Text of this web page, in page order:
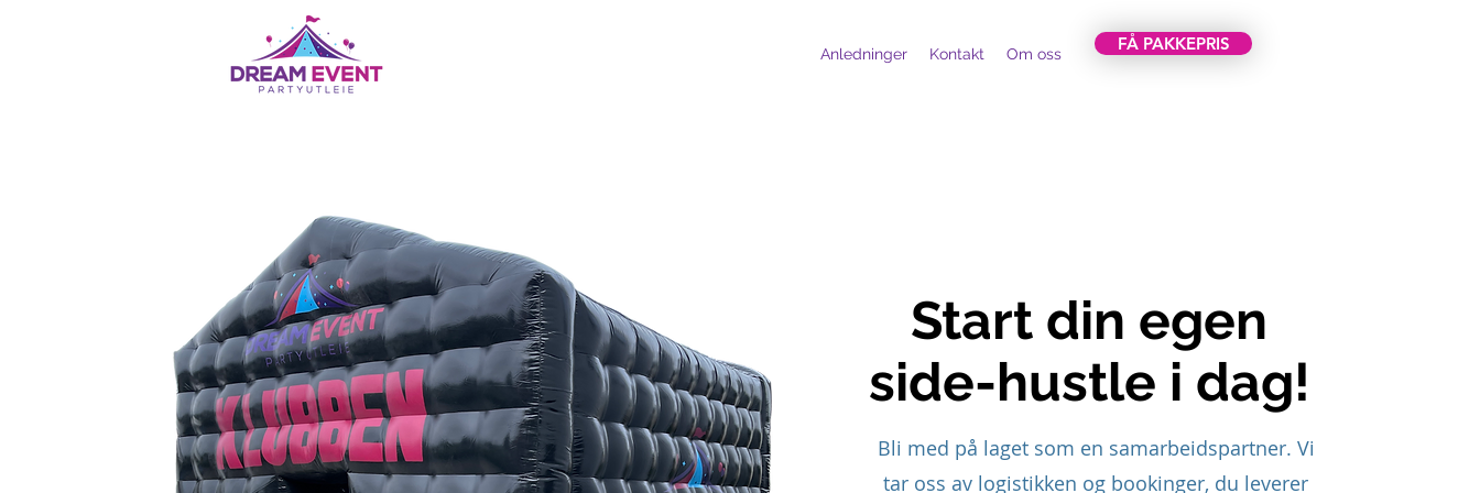
Anledninger Kontakt Om oss FÅ PAKKEPRIS
Start din egen
side-hustle i dag!
Bli med på laget som en samarbeidspartner. Vi
tar oss av logistikken og bookinger, du leverer